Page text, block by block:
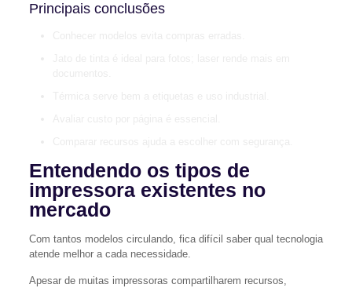
Principais conclusões
Entendendo os tipos de
impressora existentes no
mercado
Com tantos modelos circulando, fica difícil saber qual tecnologia
atende melhor a cada necessidade.
Apesar de muitas impressoras compartilharem recursos,